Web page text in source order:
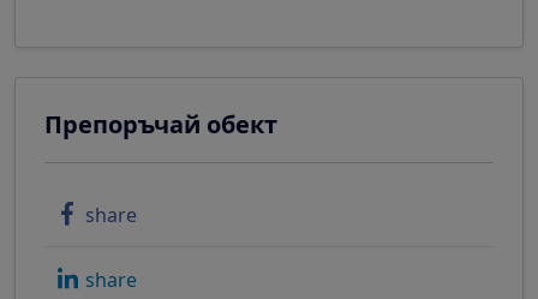
Препоръчай обект
share
share